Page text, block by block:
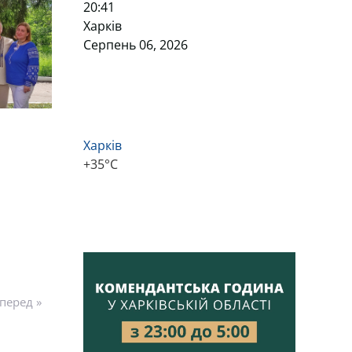
»
20:41
Харків
Серпень 06, 2026
Харків
+35°C